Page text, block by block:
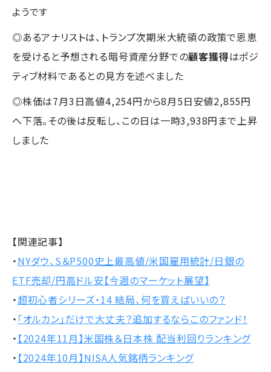
ようです
◎あるアナリストは、トランプ次期米大統領の政策で恩恵
を受けると予想される暗号資産分野での顧客獲得はポジ
ティブ材料であるとの見方を述べました
◎株価は7月3日高値4,254円から8月5日安値2,855円
へ下落。その後は反転し、この日は一時3,938円まで上昇
しました
【関連記事】
・NYダウ、S＆P500史上最高値/米国雇用統計/日銀の
ETF売却/円高ドル安【今週のマーケット展望】
・超初心者シリーズ・14 結局、何を買えばいいの？
・ 「オルカン」だけで大丈夫？追加するならこのファンド！
・ 【2024年11月】米国株＆日本株 配当利回りランキング
・ 【2024年10月】NISA人気銘柄ランキング